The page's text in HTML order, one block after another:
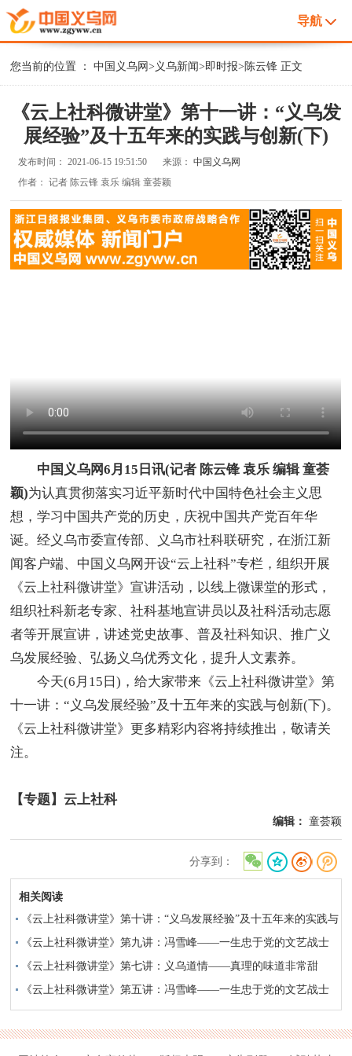
导航
您当前的位置 ：中国义乌网> 义乌新闻>即时报> 陈云锋 正文
《云上社科微讲堂》第十一讲：“义乌发
展经验”及十五年来的实践与创新(下)
发布时间：2021-06-15 19:51:50 来源：中国义乌网
作者：记者 陈云锋 袁乐 编辑 童荟颖
中国义乌网6月15日讯(记者 陈云锋 袁乐 编辑 童荟
颖)为认真贯彻落实习近平新时代中国特色社会主义思
想，学习中国共产党的历史，庆祝中国共产党百年华
诞。经义乌市委宣传部、义乌市社科联研究，在浙江新
闻客户端、中国义乌网开设“云上社科”专栏，组织开展
《云上社科微讲堂》宣讲活动，以线上微课堂的形式，
组织社科新老专家、社科基地宣讲员以及社科活动志愿
者等开展宣讲，讲述党史故事、普及社科知识、推广义
乌发展经验、弘扬义乌优秀文化，提升人文素养。
今天(6月15日)，给大家带来《云上社科微讲堂》第
十一讲：“义乌发展经验”及十五年来的实践与创新(下)。
《云上社科微讲堂》更多精彩内容将持续推出，敬请关
注。
【专题】云上社科
编辑： 童荟颖
分享到：
相关阅读
《云上社科微讲堂》第十讲：“义乌发展经验”及十五年来的实践与
创新(上)
《云上社科微讲堂》第九讲：冯雪峰——一生忠于党的文艺战士
（下）
《云上社科微讲堂》第七讲：义乌道情——真理的味道非常甜
《云上社科微讲堂》第五讲：冯雪峰——一生忠于党的文艺战士
（中）